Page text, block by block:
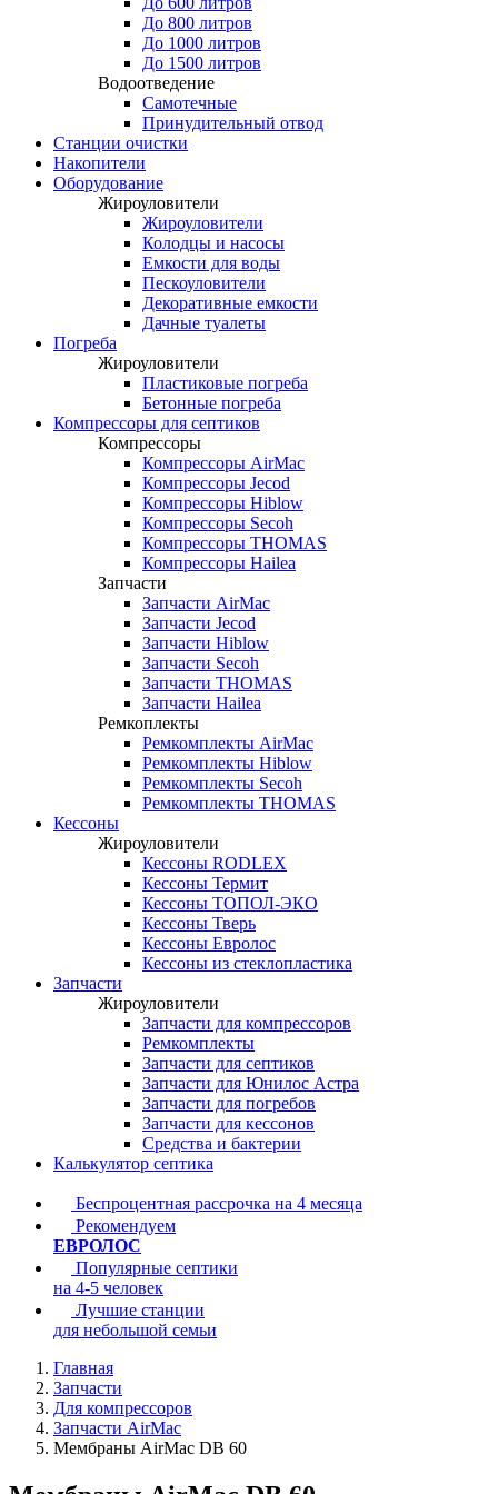
До 800 литров
До 1000 литров
До 1500 литров
Водоотведение
Самотечные
Принудительный отвод
Станции очистки
Накопители
Оборудование
Жироуловители
Жироуловители
Колодцы и насосы
Емкости для воды
Пескоуловители
Декоративные емкости
Дачные туалеты
Погреба
Жироуловители
Пластиковые погреба
Бетонные погреба
Компрессоры для септиков
Компрессоры
Компрессоры AirMac
Компрессоры Jecod
Компрессоры Hiblow
Компрессоры Secoh
Компрессоры THOMAS
Компрессоры Hailea
Запчасти
Запчасти AirMac
Запчасти Jecod
Запчасти Hiblow
Запчасти Secoh
Запчасти THOMAS
Запчасти Hailea
Ремкоплекты
Ремкомплекты AirMac
Ремкомплекты Hiblow
Ремкомплекты Secoh
Ремкомплекты THOMAS
Кессоны
Жироуловители
Кессоны RODLEX
Кессоны Термит
Кессоны ТОПОЛ-ЭКО
Кессоны Тверь
Кессоны Евролос
Кессоны из стеклопластика
Запчасти
Жироуловители
Запчасти для компрессоров
Ремкомплекты
Запчасти для септиков
Запчасти для Юнилос Астра
Запчасти для погребов
Запчасти для кессонов
Средства и бактерии
Калькулятор септика
Беспроцентная рассрочка на 4 месяца
Рекомендуем
ЕВРОЛОС
Популярные септики
на 4-5 человек
Лучшие станции
для небольшой семьи
Главная
Запчасти
Для компрессоров
Запчасти AirMac
Мембраны AirMac DB 60